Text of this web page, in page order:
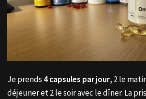
Je prends 4 capsules par jour, 2 le
déjeuner et 2 le soir avec le dîner. La